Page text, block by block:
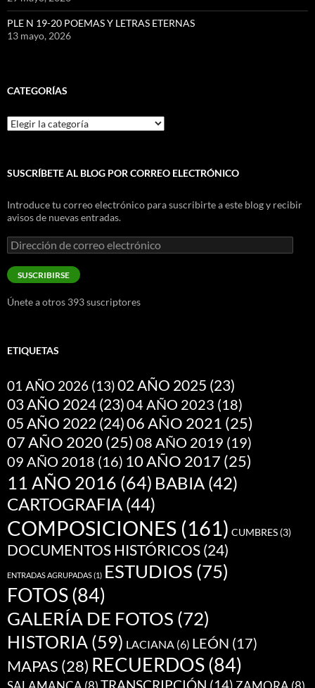
PLE N 19-20 POEMAS Y LETRAS ETERNAS
13 mayo, 2026
CATEGORÍAS
Categorías
SUSCRÍBETE AL BLOG POR CORREO ELECTRÓNICO
Introduce tu correo electrónico para suscribirte a este blog y recibir
avisos de nuevas entradas.
Dirección
de
correo
electrónico
SUSCRIBIRSE
Únete a otros 393 suscriptores
ETIQUETAS
01 AÑO 2026 (13)02 AÑO 2025 (23)
03 AÑO 2024(23)04 AÑO 2023 (18)
05 AÑO 2022(24)06 AÑO 2021 (25)
07 AÑO 2020 (25) 08 AÑO 2019 (19)
09 AÑO 2018 (16) 10 AÑO 2017 (25)
11 AÑO 2016 (64) BABIA (42)
CARTOGRAFIA (44)
COMPOSICIONES (161) CUMBRES (3)
DOCUMENTOS HISTÓRICOS(24)
ENTRADAS AGRUPADAS(1) ESTUDIOS (75)
FOTOS(84)
GALERÍA DE FOTOS (72)
HISTORIA (59) LACIANA (6) LEÓN (17)
MAPAS (28) RECUERDOS(84)